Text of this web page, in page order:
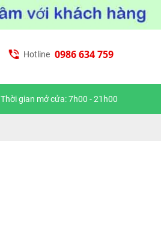
Hotline 0986 634 759
Thời gian mở cửa: 7h00 - 21h00